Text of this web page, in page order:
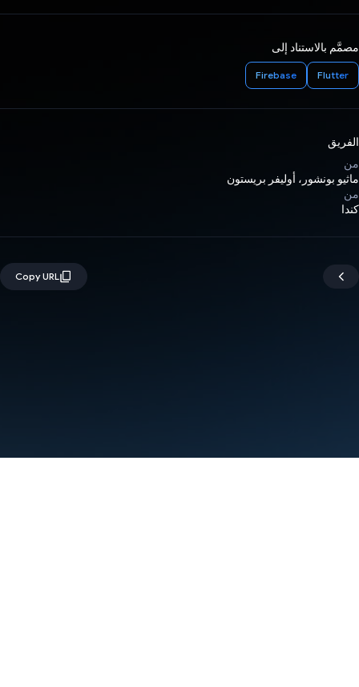
مصمَّم بالاستناد إلى
Flutter
Firebase
الفريق
من
ماثيو بونشور، أوليفر بريستون
من
كندا